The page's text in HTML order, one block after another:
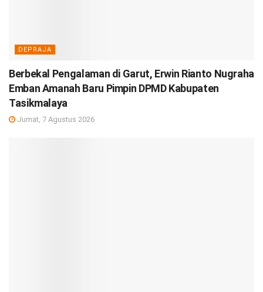
DEPRAJA
Berbekal Pengalaman di Garut, Erwin Rianto Nugraha
Emban Amanah Baru Pimpin DPMD Kabupaten
Tasikmalaya
Jumat, 7 Agustus 2026